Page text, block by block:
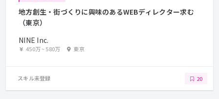
地方創生・街づくりに興味のあるWEBディレクター求む
（東京）
NINE Inc.
450万~580万 東京
スキル未登録 20